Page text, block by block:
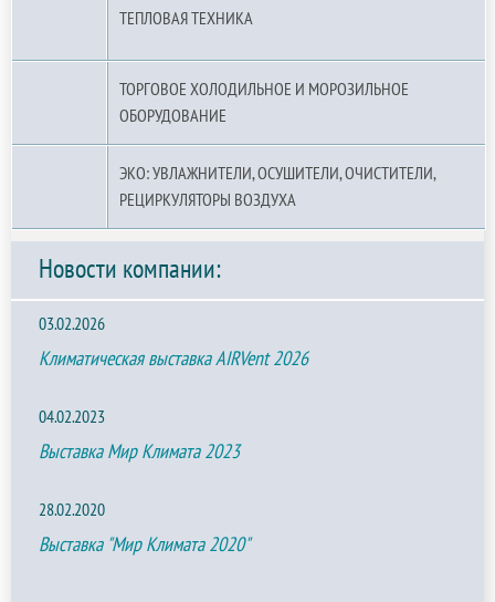
ТЕПЛОВАЯ ТЕХНИКА
ТОРГОВОЕ ХОЛОДИЛЬНОЕ И МОРОЗИЛЬНОЕ
ОБОРУДОВАНИЕ
ЭКО: УВЛАЖНИТЕЛИ, ОСУШИТЕЛИ, ОЧИСТИТЕЛИ,
РЕЦИРКУЛЯТОРЫ ВОЗДУХА
Новости компании:
03.02.2026
Климатическая выставка AIRVent 2026
04.02.2023
Выставка Мир Климата 2023
28.02.2020
Выставка "Мир Климата 2020"